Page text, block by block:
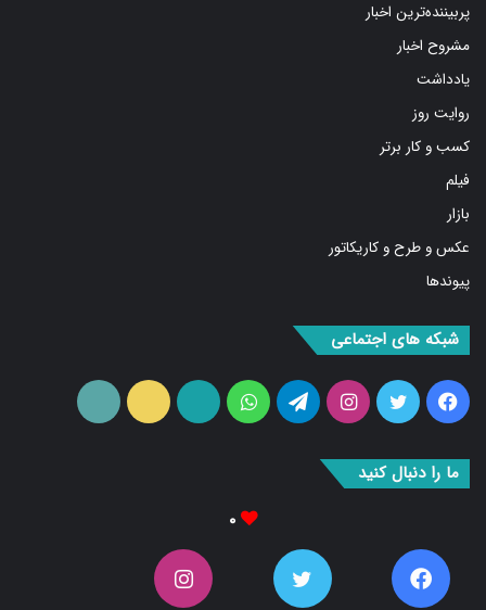
پربیننده‌ترین اخبار
مشروح اخبار
یادداشت
روایت روز
کسب و کار برتر
فیلم
بازار
عکس و طرح و کاریکاتور
پیوندها
شبکه های اجتماعی
فیس
توییتر اینستاگرامتلگرام واتس
آپارات ایتا
ما را دنبال کنید
۰